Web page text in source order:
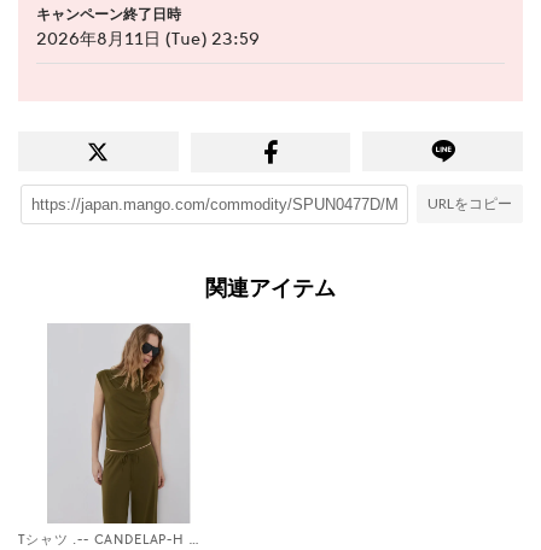
キャンペーン終了日時
2026年8月11日 (Tue) 23:59
URLをコピー
関連アイテム
Tシャツ .-- CANDELAP-H （カーキ）